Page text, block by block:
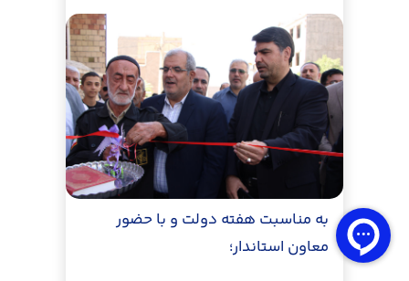
به مناسبت هفته دولت و با حضور
معاون استاندار؛